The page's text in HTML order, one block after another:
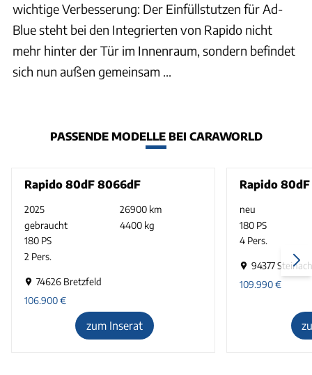
wichtige Verbesserung: Der Einfüllstutzen für Ad-
Blue steht bei den Integrierten von Rapido nicht
mehr hinter der Tür im Innenraum, sondern befindet
sich nun außen gemeinsam ...
PASSENDE MODELLE BEI CARAWORLD
Rapido 80dF 8066dF
2025
26900 km
gebraucht
4400 kg
180 PS
2 Pers.
74626 Bretzfeld
106.900€
zum Inserat
Rapido
neu
180 PS
4 Pers.
94377 Steinach
109.990€